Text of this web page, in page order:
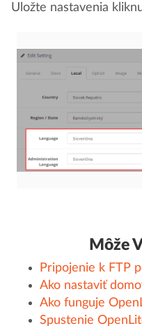
Uložte nastavenia
Môže
Pripojenie k FTP
Ako nastaviť
Ako funguje
Spustenie